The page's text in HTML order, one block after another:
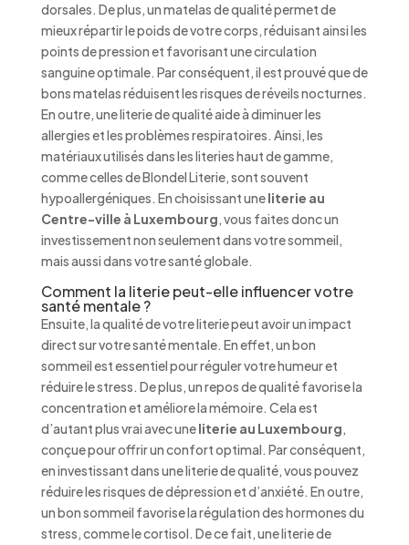
dorsales. De plus, un matelas de qualité permet de
mieux répartir le poids de votre corps, réduisant ainsi les
points de pression et favorisant une circulation
sanguine optimale. Par conséquent, il est prouvé que de
bons matelas réduisent les risques de réveils nocturnes.
En outre, une literie de qualité aide à diminuer les
allergies et les problèmes respiratoires. Ainsi, les
matériaux utilisés dans les literies haut de gamme,
comme celles de Blondel Literie, sont souvent
hypoallergéniques. En choisissant uneliterie au
Centre-ville à Luxembourg, vous faites donc un
investissement non seulement dans votre sommeil,
mais aussi dans votre santé globale.
Comment la literie peut-elle influencer votre
santé mentale ?
Ensuite, la qualité de votre literie peut avoir un impact
direct sur votre santé mentale. En effet, un bon
sommeil est essentiel pour réguler votre humeur et
réduire le stress. De plus, un repos de qualité favorise la
concentration et améliore la mémoire. Cela est
d’autant plus vrai avec uneliterie au Luxembourg,
conçue pour offrir un confort optimal. Par conséquent,
en investissant dans une literie de qualité, vous pouvez
réduire les risques de dépression et d’anxiété. En outre,
un bon sommeil favorise la régulation des hormones du
stress, comme le cortisol. De ce fait, une literie de